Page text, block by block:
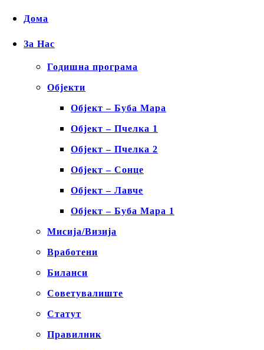
Дома
За Нас
Годишна програма
Објекти
Објект – Буба Мара
Објект – Пчелка 1
Објект – Пчелка 2
Објект – Сонце
Објект – Лавче
Објект – Буба Мара 1
Мисија/Визија
Вработени
Биланси
Советувалиште
Статут
Правилник